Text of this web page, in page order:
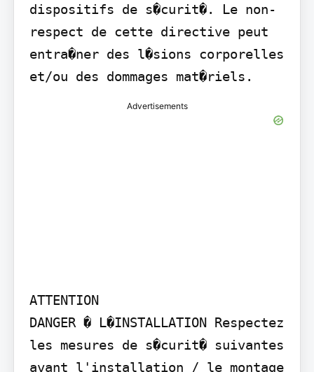
dispositifs de s�curit�. Le non-
respect de cette directive peut
entra�ner des l�sions corporelles
et/ou des dommages mat�riels.
Advertisements
ATTENTION
DANGER � L�INSTALLATION Respectez
les mesures de s�curit� suivantes
avant l'installation / le montage